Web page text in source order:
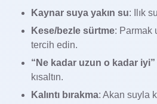
Kaynar suya yakın su: Ilık
Kese/bezle sürtme: Parmak
tercih edin.
“Ne kadar uzun o kadar iyi”
kısaltın.
Kalıntı bırakma: Akan suyla